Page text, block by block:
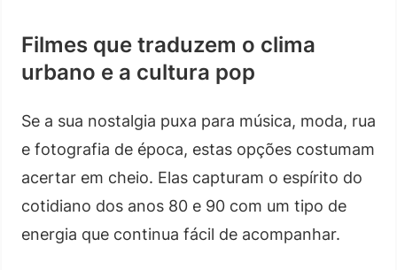
Filmes que traduzem o clima
urbano e a cultura pop
Se a sua nostalgia puxa para música, moda, rua
e fotografia de época, estas opções costumam
acertar em cheio. Elas capturam o espírito do
cotidiano dos anos 80 e 90 com um tipo de
energia que continua fácil de acompanhar.